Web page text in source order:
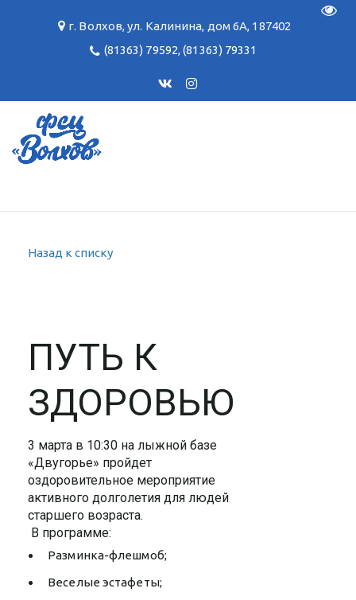
г. Волхов,ул. Калинина, дом 6А, 187402
(81363) 79592,(81363) 79331
Назад к списку
ПУТЬ К
ЗДОРОВЬЮ
3 марта в 10:30 на лыжной базе
«Двугорье» пройдет
оздоровительное мероприятие
активного долголетия для людей
старшего возраста.
В программе:
Разминка-флешмоб;
Веселые эстафеты;